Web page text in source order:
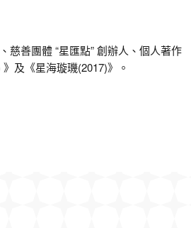
慈善團體 “星匯點” 創辦人、個人著作
及《星海璇璣(2017)》。